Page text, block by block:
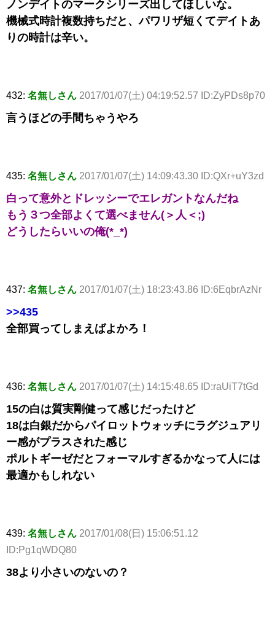
ノンデイトのマークシリーズ出してほしいな。
機械式時計複数持ちだと、パワリザ短くてデイトあ
りの時計は辛い。
432: 名無しさん 2017/01/07(土) 04:19:52.57 ID:ZyPDs8p70
言うほどの手間ちゃうやろ
435: 名無しさん 2017/01/07(土) 14:09:43.30 ID:QXr+uY3zd
白って意外とドレッシーでエレガントなんだね
もう３つ全部よくて選べません(＞人＜;)
どうしたらいいの俺(*_*)
437: 名無しさん 2017/01/07(土) 18:23:43.86 ID:6EqbrAzNr
>>435
全部買ってしまえばよかろ！
436: 名無しさん 2017/01/07(土) 14:15:48.65 ID:raUiT7tGd
15の白は質実剛健って感じだったけど
18は白銀だからパイロットウォッチにラグジュアリ
ー感がプラスされた感じ
ポルトギーゼだとフォーマルすぎるかなって人には
最適かもしれない
439: 名無しさん 2017/01/08(日) 15:06:51.12
ID:Pg1qWDQ80
38より小さいのないの？